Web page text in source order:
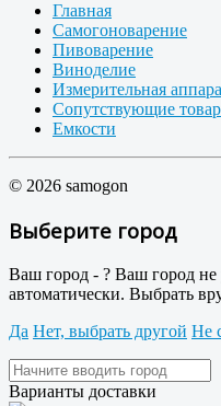
Главная
Самогоноварение
Пивоварение
Виноделие
Измерительная
Сопутствующие
Емкости
© 2026 samogon
Выберите город
Ваш город - ? Ваш город не
автоматически. Выбрать
Да Нет, выбрать другой Не
Варианты доставки